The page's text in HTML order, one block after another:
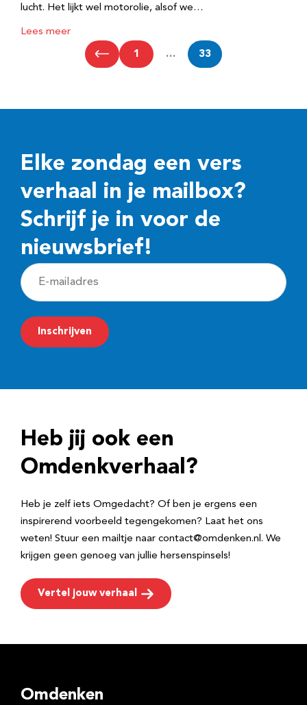
lucht. Het lijkt wel motorolie, alsof we…
Lees meer
1 … 33
Elke zondag een vers
verhaal in je mailbox?
Schrijf je in voor de
nieuwsbrief!
E
-
m
a
r
e
Inschrijven
Heb jij ook een
Omdenkverhaal?
Heb je zelf iets Omgedacht? Of ben je ergens een
inspirerend voorbeeld tegengekomen? Laat het ons
weten! Stuur een mailtje naar contact@omdenken.nl. We
krijgen geen genoeg van jullie hersenspinsels!
Vertel jouw verhaal
Omdenken